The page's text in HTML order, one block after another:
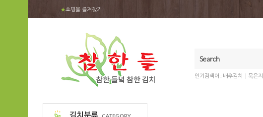
★쇼핑몰 즐겨찾기
인기검색어 : 배추김치 묵은지